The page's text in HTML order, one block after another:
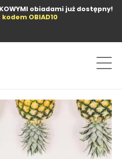
obiadami już dostępny!
kodem OBIAD10